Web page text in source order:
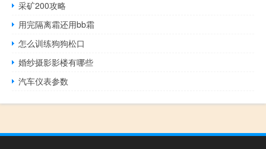
采矿200攻略
用完隔离霜还用bb霜
怎么训练狗狗松口
婚纱摄影影楼有哪些
汽车仪表参数